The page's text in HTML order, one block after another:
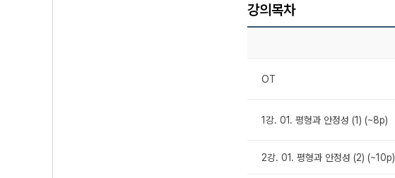
강의목차
OT
1강. 01. 평형과 안정성 (1) (~8p)
2강. 01. 평형과 안정성 (2) (~10p)